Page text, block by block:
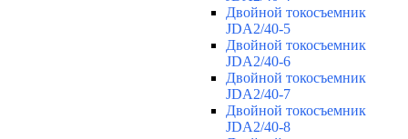
Двойной токосъемник
JDA2/40-5
Двойной токосъемник
JDA2/40-6
Двойной токосъемник
JDA2/40-7
Двойной токосъемник
JDA2/40-8